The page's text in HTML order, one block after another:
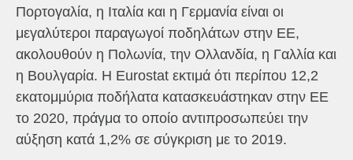
Πορτογαλία, η Ιταλία και η Γερμανία είναι οι
μεγαλύτεροι παραγωγοί ποδηλάτων στην ΕΕ,
ακολουθούν η Πολωνία, την Ολλανδία, η Γαλλία και
η Βουλγαρία. Η Eurostat εκτιμά ότι περίπου 12,2
εκατομμύρια ποδήλατα κατασκευάστηκαν στην ΕΕ
το 2020, πράγμα το οποίο αντιπροσωπεύει την
αύξηση κατά 1,2% σε σύγκριση με το 2019.